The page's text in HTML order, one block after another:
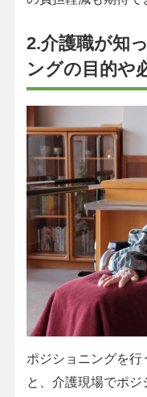
2.介護職が知
ングの目的や
ポジショニングを行
と、介護現場でポジ